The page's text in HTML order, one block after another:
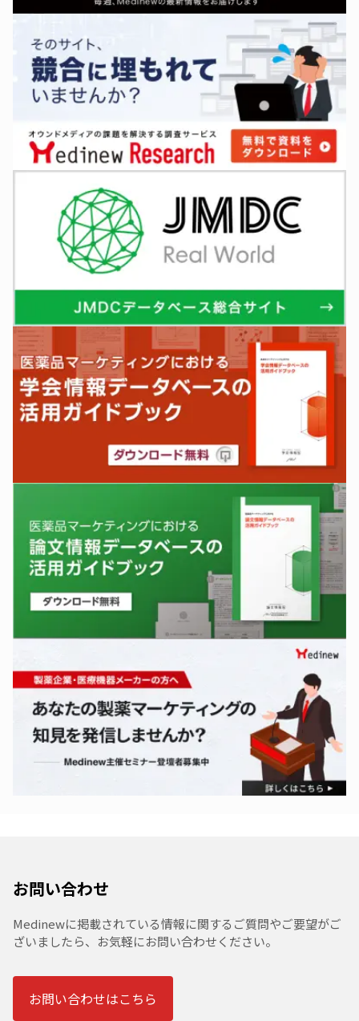
お問い合わせ
Medinewに掲載されている情報に関するご質問やご要望がご
ざいましたら、お気軽にお問い合わせください。
お問い合わせはこちら